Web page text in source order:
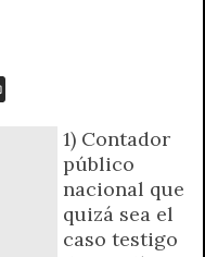
1) Contador
público
nacional que
quizá sea el
caso testigo